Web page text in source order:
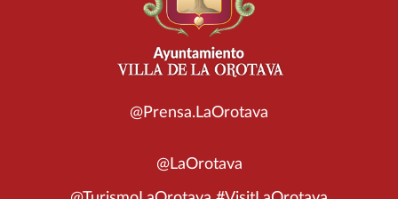
@Prensa.LaOrotava
@LaOrotava